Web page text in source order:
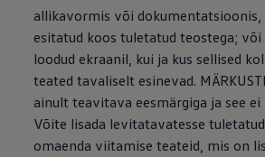
allikavormis või dokumentatsioonis,
esitatud koos tuletatud teostega;
loodud ekraanil, kui ja kus sellised
teated tavaliselt esinevad.
ainult teavitava eesmärgiga ja see
Võite lisada levitatavatesse
omaenda viitamise teateid, mis on